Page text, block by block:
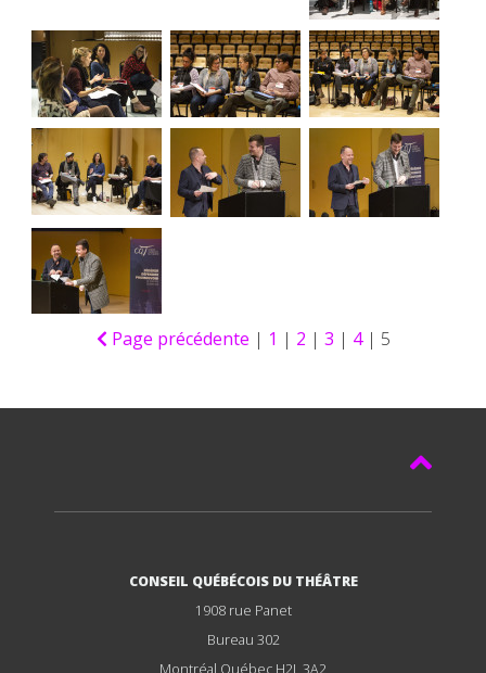
Page précédente | 1 | 2 | 3 | 4| 5
CONSEIL QUÉBÉCOIS DU THÉÂTRE
1908 rue Panet
Bureau 302